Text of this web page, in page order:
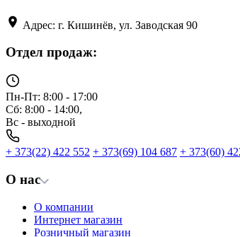
Адрес: г. Кишинёв, ул. Заводская 90
Отдел продаж:
Пн-Пт: 8:00 - 17:00
Сб: 8:00 - 14:00,
Вс - выходной
+ 373(22) 422 552 + 373(69) 104 687 + 373(60)
О нас
О компании
Интернет магазин
Розничный магазин